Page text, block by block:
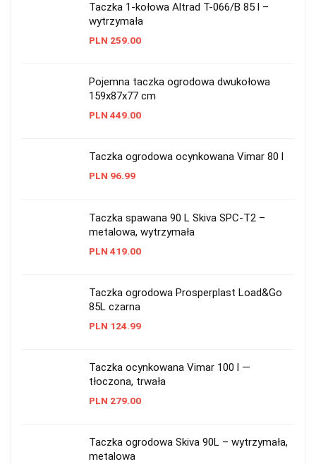
Taczka 1-kołowa Altrad T-066/B 85 l –
wytrzymała
PLN 259.00
Pojemna taczka ogrodowa dwukołowa
159x87x77 cm
PLN 449.00
Taczka ogrodowa ocynkowana Vimar 80 l
PLN 96.99
Taczka spawana 90 L Skiva SPC-T2 –
metalowa, wytrzymała
PLN 419.00
Taczka ogrodowa Prosperplast Load&Go
85L czarna
PLN 124.99
Taczka ocynkowana Vimar 100 l —
tłoczona, trwała
PLN 279.00
Taczka ogrodowa Skiva 90L – wytrzymała,
metalowa